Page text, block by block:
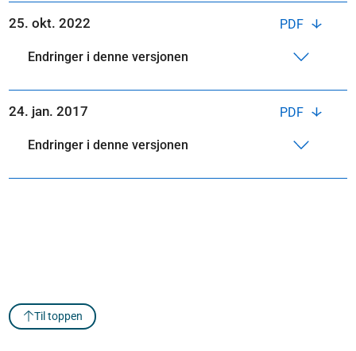
PDF
25. okt. 2022
Endringer i denne versjonen
PDF
24. jan. 2017
Endringer i denne versjonen
Til toppen